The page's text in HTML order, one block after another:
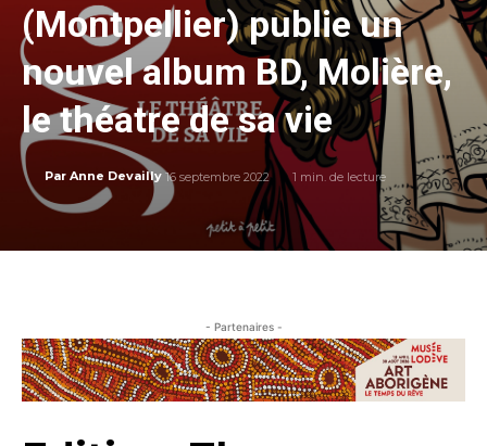
(Montpellier) publie un
nouvel album BD, Molière,
le théatre de sa vie
Par Anne Devailly 16 septembre 2022 1 min. de lecture
- Partenaires -